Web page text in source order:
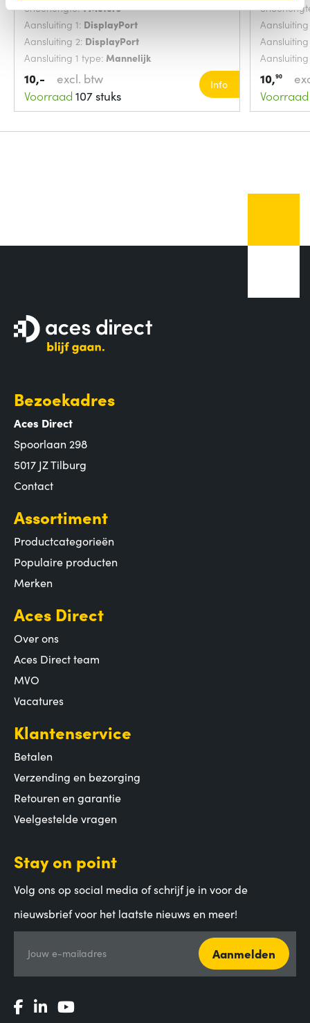
Snoerlengte:1 Meters
Aansluiting 1: DisplayPort
Aansluiting 2: DisplayPort
Aansluiting 1 type: Mannelijk
10,-
excl. btw
Voorraad 107 stuks
Info 10,90
Voorraad
Bezoekadres
Aces Direct
Spoorlaan 298
5017 JZ Tilburg
Contact
Assortiment
Productcategorieën
Populaire producten
Merken
Aces Direct
Over ons
Aces Direct team
MVO
Vacatures
Klantenservice
Betalen
Verzending en bezorging
Retouren en garantie
Veelgestelde vragen
Stay on point
Volg ons op social media of schrijf je in voor de
nieuwsbrief voor het laatste nieuws en meer!
Jouw e-mailadres Aanmelden